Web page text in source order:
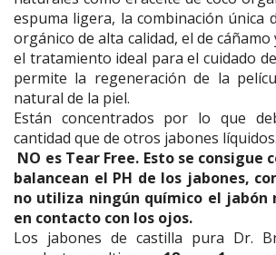
espuma ligera, la combinación única
orgánico de alta calidad, el de
el tratamiento ideal para el cuidado
permite la regeneración de la
natural de la piel.
Están concentrados por lo que
cantidad que de otros jabones líquidos.
NO es Tear Free. Esto se consigue
balancean el PH de los jabones,
no utiliza ningún químico el jabón
en contacto con los ojos.
Los jabones de castilla pura Dr.